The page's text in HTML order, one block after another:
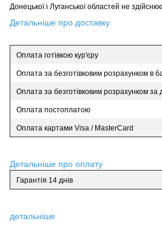
Донецької і Луганської областей не
Детальніше про доставку
Оплата готівкою кур'єру
Оплата за безготівковим розрахунком в
Оплата за безготівковим розрахунком
Оплата постоплатою
Оплата картами Visa / MasterCard
Детальніше про оплату
Гарантія 14 днів
детальніше